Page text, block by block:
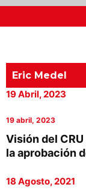
Actualidad
Minería
Minerí­a
Proveedores
Eric Medel
19 Abril, 2023
19 abril, 2023
Visión del
la aprobación
18 Agosto, 2021